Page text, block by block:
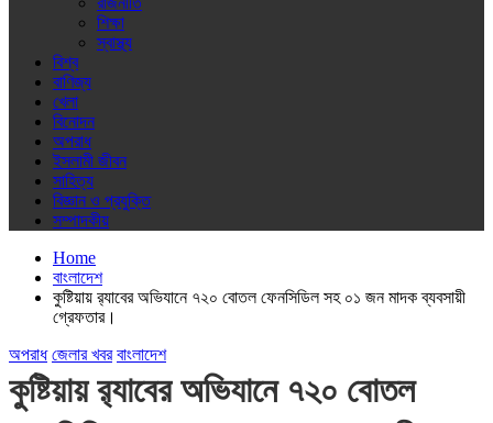
শিক্ষা
স্বাস্থ্য
বিশ্ব
বাণিজ্য
খেলা
বিনোদন
অপরাধ
ইসলামী জীবন
সাহিত্য
বিজ্ঞান ও প্রযুক্তি
সম্পাদকীয়
Home
বাংলাদেশ
কুষ্টিয়ায় র‌্যাবের অভিযানে ৭২০ বোতল ফেনসিডিল সহ ০১ জন মাদক ব্যবসায়ী
গ্রেফতার।
অপরাধ জেলার খবর বাংলাদেশ
কুষ্টিয়ায় র‌্যাবের অভিযানে ৭২০ বোতল